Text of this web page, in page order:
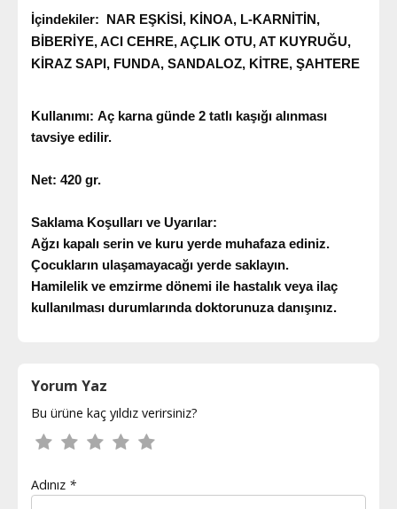
İçindekiler:
NAR EŞKİSİ, KİNOA, L-KARNİTİN,
BİBERİYE, ACI CEHRE, AÇLIK OTU, AT KUYRUĞU,
KİRAZ SAPI, FUNDA, SANDALOZ, KİTRE, ŞAHTERE
Kullanımı: Aç karna günde 2 tatlı kaşığı alınması
tavsiye edilir.
Net: 420 gr.
Saklama Koşulları ve Uyarılar:
Ağzı kapalı serin ve kuru yerde muhafaza ediniz.
Çocukların ulaşamayacağı yerde saklayın.
Hamilelik ve emzirme dönemi ile hastalık veya ilaç
kullanılması durumlarında doktorunuza danışınız.
Yorum Yaz
Bu ürüne kaç yıldız verirsiniz?
Adınız *